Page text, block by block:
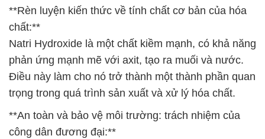
**Rèn luyện kiến thức về tính chất cơ bản của hóa
chất:**
Natri Hydroxide là một chất kiềm mạnh, có khả năng
phản ứng mạnh mẽ với axit, tạo ra muối và nước.
Điều này làm cho nó trở thành một thành phần quan
trọng trong quá trình sản xuất và xử lý hóa chất.
**An toàn và bảo vệ môi trường: trách nhiệm của
công dân đương đại:**